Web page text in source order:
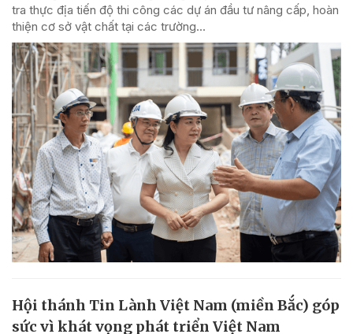
tra thực địa tiến độ thi công các dự án đầu tư nâng cấp, hoàn
thiện cơ sở vật chất tại các trường...
Hội thánh Tin Lành Việt Nam (miền Bắc) góp
sức vì khát vọng phát triển Việt Nam